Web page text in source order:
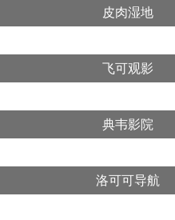
皮肉湿地
飞可观影
典韦影院
洛可可导航